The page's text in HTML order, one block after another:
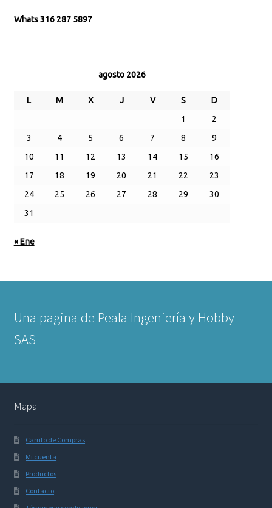
Whats 316 287 5897
agosto 2026
L M X J V S
D
1
2
3
4 5 6 7 8
9
10
11 12 13 14 15
16
17
18 19 20 21 22
23
24
25 26 27 28 29
30
31
« Ene
Una pagina de Peala Ingeniería y Hobby
SAS
Mapa
Carrito de Compras
Mi cuenta
Productos
Contacto